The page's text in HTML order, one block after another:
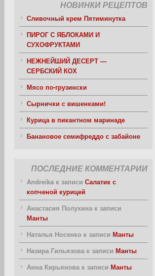
НОВИНКИ РЕЦЕПТОВ
Сливочный крем Пятиминутка
ПИРОГ С ЯБЛОКАМИ И
СУХОФРУКТАМИ
НЕЖНЕЙШИЙ ДЕСЕРТ —
СЕРБСКИЙ КОХ
Мясо по-грузински
Сырнички с вишенками!
Курица в пикантном маринаде
Банановое семифреддо с забайоне
ПОСЛЕДНИЕ КОММЕНТАРИИ
Andreika к записи Салатик с
копченой курицей
Анастасия Полухина к записи
Манты
Наталья Носенко к записи Манты
Назира Гильязова к записи Манты
Анна Кирьянова к записи Манты